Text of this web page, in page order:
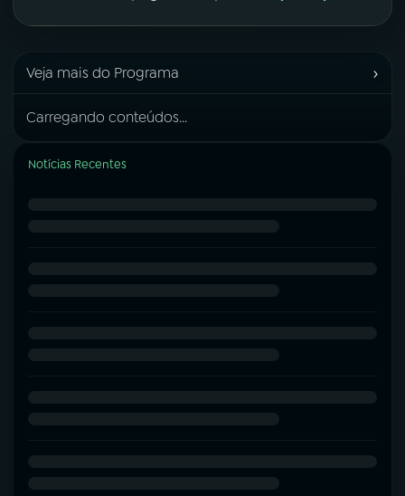
Veja mais do Programa ›
Carregando conteúdos...
Notícias Recentes